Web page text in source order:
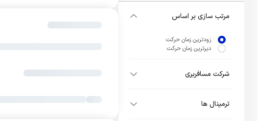
مرتب سازی بر اساس
زودترین زمان حرکت
دیرترین زمان حرکت
شرکت مسافربری
ترمینال ها